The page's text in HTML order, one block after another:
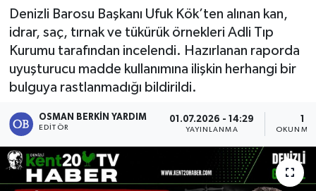
Denizli Barosu Başkanı Ufuk Kök’ten alınan kan,
idrar, saç, tırnak ve tükürük örnekleri Adli Tıp
Kurumu tarafından incelendi. Hazırlanan raporda
uyuşturucu madde kullanımına ilişkin herhangi bir
bulguya rastlanmadığı bildirildi.
OSMAN BERKIN YARDIM
EDITÖR
01.07.2026 - 14:29
YAYINLANMA
1
OKUNMA